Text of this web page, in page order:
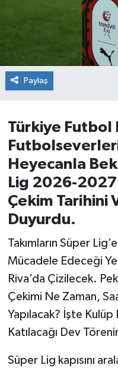
Paylaş
Türkiye Futbol
Heyecanla
Lig 2026-
Çekim Tarihini
Duyurdu.
Takımların Süper
Mücadele Edeceği
Riva’da Çizilecek.
Çekimi Ne Zaman,
Yapılacak? İşte Kulüp
Katılacağı Dev
Süper Lig kapısını
Gömeç
Havran
İvrindi
KENT GÜNDEMİ
KÜLTÜR-SANAT
MAGAZİN
MANŞET
Manyas